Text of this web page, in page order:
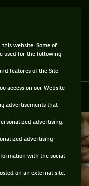
website. Some of
used for the following
features of the Site
access on our Website
advertisements that
advertising,
advertising
with the social
on an external site;